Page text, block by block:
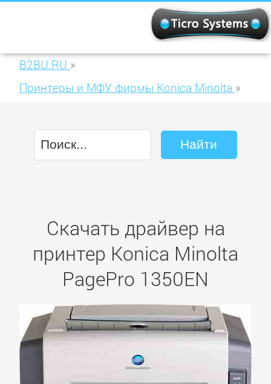
B2BU.RU »
Принтеры и МФУ фирмы Konica Minolta »
Скачать драйвер на
принтер Konica Minolta
PagePro 1350EN